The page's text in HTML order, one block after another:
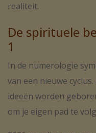
realiteit.
De spirituele
1
In de numerologie
van een nieuwe
ideeën worden
om je eigen pad te